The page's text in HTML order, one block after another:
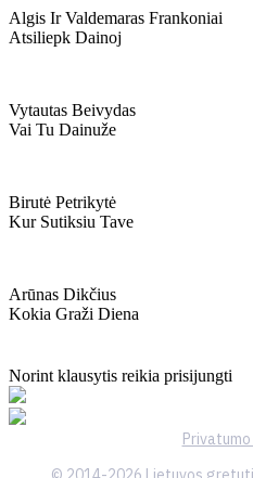
Algis Ir Valdemaras Frankoniai
Atsiliepk Dainoj
Vytautas Beivydas
Vai Tu Dainuže
Birutė Petrikytė
Kur Sutiksiu Tave
Arūnas Dikčius
Kokia Graži Diena
Norint klausytis reikia prisijungti